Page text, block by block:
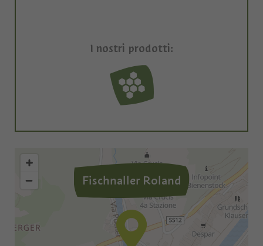
I nostri prodotti:
Fischnaller Roland